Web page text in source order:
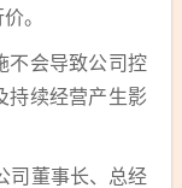
。
不会导致公司控
持续经营产生影
司董事长、总经